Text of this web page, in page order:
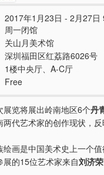
2017年1月23日 - 2月27日
周一闭馆
关山月美术馆
深圳福田区红荔路6026号
1楼中央厅、A-C厅
Free
展览将展出岭南地区6个丹
两代艺术家的创作现状，
绘画是中国美术史上一个
展的15位艺术家来自刘济